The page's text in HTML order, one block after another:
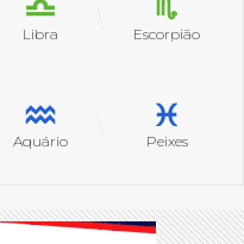
Libra Escorpião
Aquário Peixes